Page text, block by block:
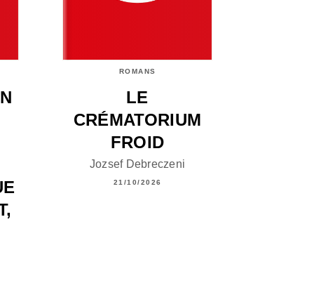
ROMANS
LE
CRÉMATORIUM
FROID
Jozsef Debreczeni
21/10/2026